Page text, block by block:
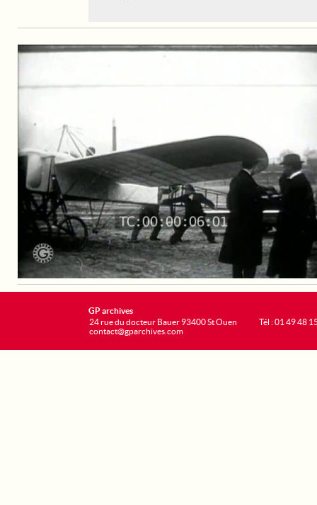
GP archives
24 rue du docteur Bauer 93400 St Ouen
contact@gparchives.com
Tél : 01 49 48